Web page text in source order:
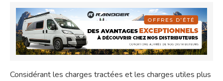
Considérant les charges tractées et les charges utiles plus